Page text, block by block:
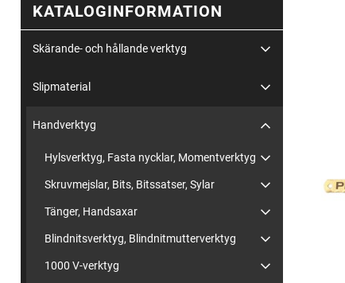
KATALOGINFORMATION
Skärande- och hållande verktyg
Slipmaterial
Handverktyg
Hylsverktyg, Fasta nycklar, Momentverktyg
Skruvmejslar, Bits, Bitssatser, Sylar
Tänger, Handsaxar
Blindnitsverktyg, Blindnitmutterverktyg
1000 V-verktyg